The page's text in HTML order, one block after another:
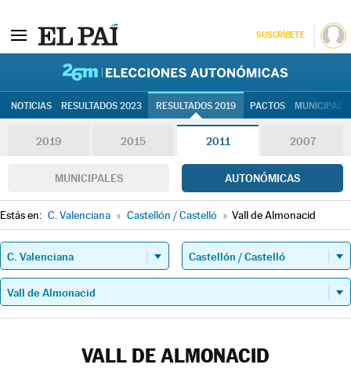
SUSCRÍBETE
NOTICIAS RESULTADOS 2023 RESULTADOS 2019 PACTOS
2019 2015 2011 2007
MUNICIPALES AUTONÓMICAS
Estás en: C. Valenciana » Castellón / Castelló » Vall de Almonacid
VALL DE ALMONACID